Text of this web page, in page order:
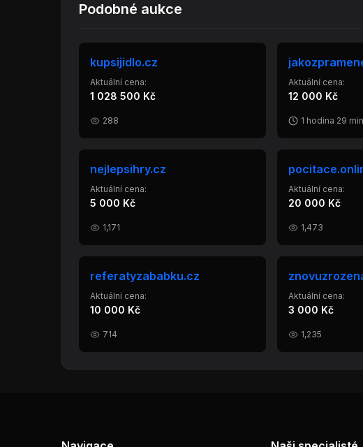
Podobné aukce
kupsijidlo.cz
Aktuální cena:
1 028 500 Kč
288
Aktuální cena:
12 000 Kč
1 hodina 29
nejlepsihry.cz
Aktuální cena:
5 000 Kč
1,171
Aktuální cena:
20 000 Kč
1,473
referatyzababku.cz
Aktuální cena:
10 000 Kč
714
Aktuální cena:
3 000 Kč
1,235